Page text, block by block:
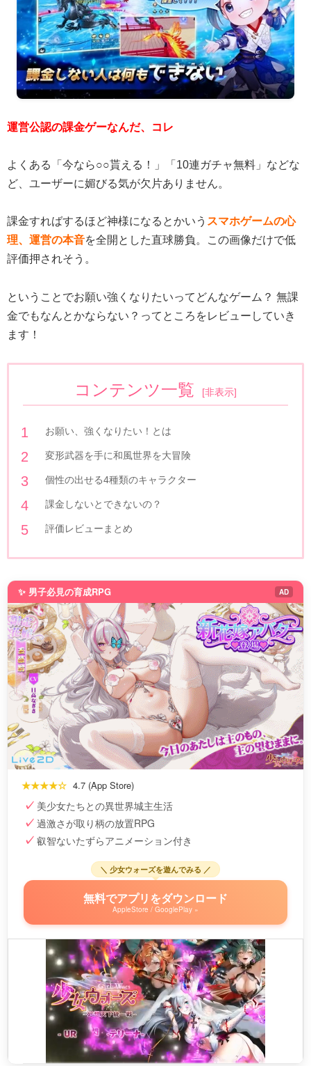
運営公認の課金ゲーなんだ、コレ
よくある「今なら○○貰える！」「10連ガチャ無料」などな
ど、ユーザーに媚びる気が欠片ありません。
課金すればするほど神様になるとかいう スマホゲームの心
理、運営の本音を全開とした直球勝負。この画像だけで低
評価押されそう。
ということでお願い強くなりたいってどんなゲーム？ 無課
金でもなんとかならない？ってところをレビューしていき
ます！
コンテンツ一覧 [非表示]
お願い、強くなりたい！とは
変形武器を手に和風世界を大冒険
個性の出せる4種類のキャラクター
課金しないとできないの？
評価レビューまとめ
✨ 男子必見の育成RPG AD
★★★★☆ 4.7 (App Store)
美少女たちとの異世界城主生活
過激さが取り柄の放置RPG
叡智ないたずらアニメーション付き
＼ 少女ウォーズを遊んでみる ／
無料でアプリをダウンロード
AppleStore / GooglePlay »